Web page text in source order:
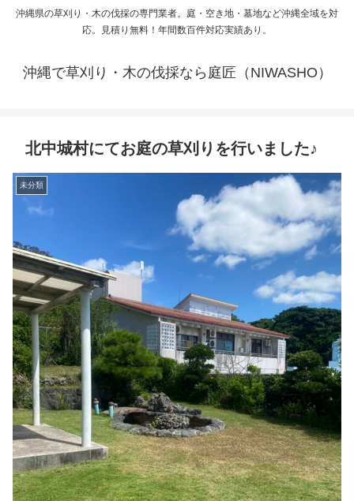
沖縄県の草刈り・木の伐採の専門業者。庭・空き地・墓地など沖縄全域を対
応。見積り無料！年間数百件対応実績あり。
沖縄で草刈り・木の伐採なら庭匠（NIWASHO）
北中城村にてお庭の草刈りを行いました♪
未分類